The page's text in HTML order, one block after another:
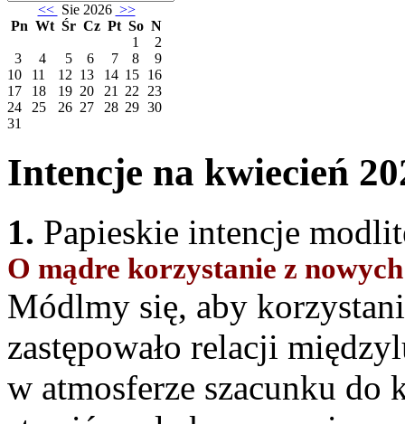
<< Sie 2026 >>
Pn Wt Śr Cz Pt So N
1
2
3
4 5 6 7 8
9
10
11 12 13 14 15 16
17
18 19 20 21 22
23
24
25 26 27 28 29 30
31
Intencje na kwiecień
1. Papieskie intencje
O mądre korzystanie z
Módlmy się, aby
zastępowało relacji
w atmosferze szacunku do